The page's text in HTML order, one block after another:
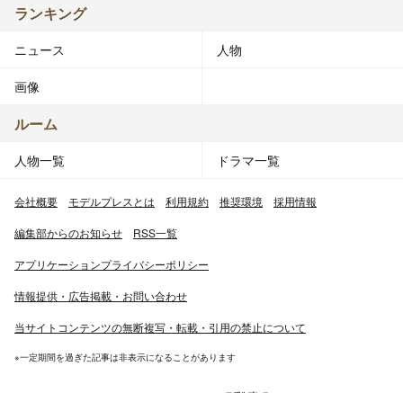
ランキング
ニュース 人物
画像
ルーム
人物一覧 ドラマ一覧
会社概要 モデルプレスとは 利用規約 推奨環境 採用情報
編集部からのお知らせ RSS一覧
アプリケーションプライバシーポリシー
情報提供・広告掲載・お問い合わせ
当サイトコンテンツの無断複写・転載・引用の禁止について
※一定期間を過ぎた記事は非表示になることがあります